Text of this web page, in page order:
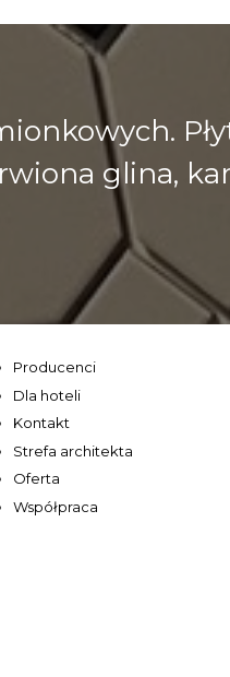
glina,
Producenci
Dla hoteli
Kontakt
Strefa architekta
Oferta
Współpraca